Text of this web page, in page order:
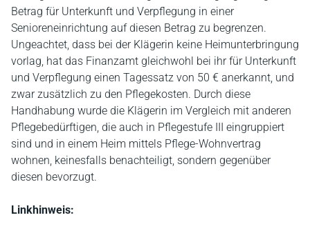
Betrag für Unterkunft und Verpflegung in einer
Senioreneinrichtung auf diesen Betrag zu begrenzen.
Ungeachtet, dass bei der Klägerin keine Heimunterbringung
vorlag, hat das Finanzamt gleichwohl bei ihr für Unterkunft
und Verpflegung einen Tagessatz von 50 € anerkannt, und
zwar zusätzlich zu den Pflegekosten. Durch diese
Handhabung wurde die Klägerin im Vergleich mit anderen
Pflegebedürftigen, die auch in Pflegestufe III eingruppiert
sind und in einem Heim mittels Pflege-Wohnvertrag
wohnen, keinesfalls benachteiligt, sondern gegenüber
diesen bevorzugt.
Linkhinweis: